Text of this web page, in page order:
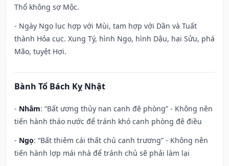
Thổ không sợ Mộc.
- Ngày Ngọ lục hợp với Mùi, tam hợp với Dần và Tuất
thành Hỏa cục. Xung Tý, hình Ngọ, hình Dậu, hại Sửu, phá
Mão, tuyệt Hợi.
Bành Tổ Bách Kỵ Nhật
- Nhâm: “Bất ương thủy nan canh đê phòng” - Không nên
tiến hành tháo nước để tránh khó canh phòng đê điều
- Ngọ: “Bất thiêm cái thất chủ canh trương” - Không nên
tiến hành lợp mái nhà để tránh chủ sẽ phải làm lại